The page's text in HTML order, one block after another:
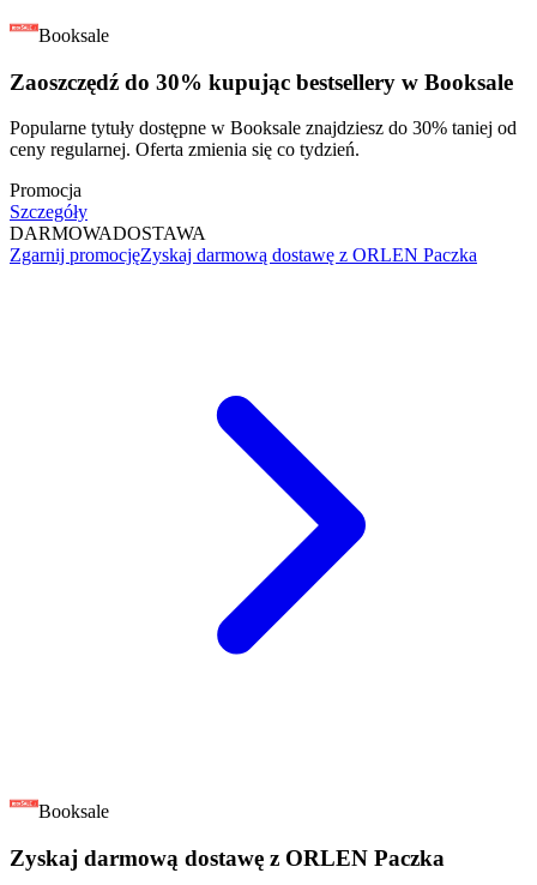
Booksale
Zaoszczędź do 30% kupując bestsellery w Booksale
Popularne tytuły dostępne w Booksale znajdziesz do 30% taniej od
ceny regularnej. Oferta zmienia się co tydzień.
Promocja
Szczegóły
DARMOWADOSTAWA
Zgarnij promocjęZyskaj darmową dostawę z ORLEN Paczka
Booksale
Zyskaj darmową dostawę z ORLEN Paczka